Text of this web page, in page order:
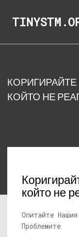
КОРИГИРАЙТЕ
КОЙТО НЕ
който не
Опитайте
Проблемите